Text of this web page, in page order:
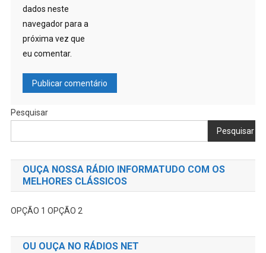
dados neste
navegador para a
próxima vez que
eu comentar.
Pesquisar
Pesquisar
OUÇA NOSSA RÁDIO INFORMATUDO COM OS
MELHORES CLÁSSICOS
OPÇÃO 1 OPÇÃO 2
OU OUÇA NO RÁDIOS NET